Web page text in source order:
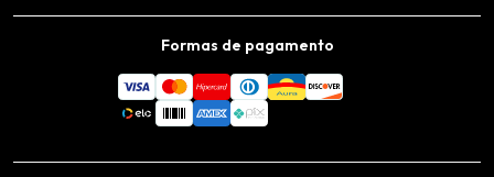
Formas de pagamento